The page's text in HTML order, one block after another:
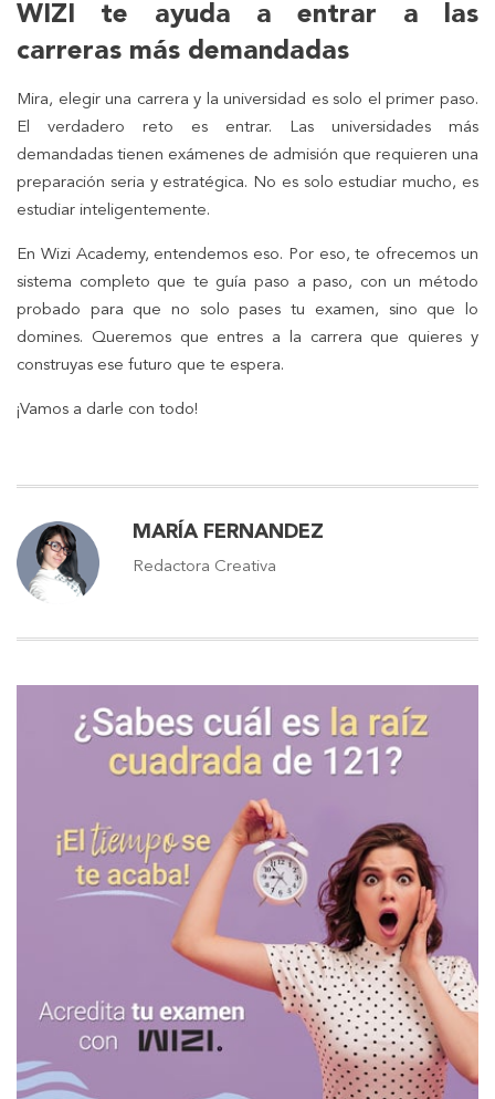
WIZI te ayuda a entrar a las
carreras más demandadas
Mira, elegir una carrera y la universidad es solo el primer paso.
El verdadero reto es entrar. Las universidades más
demandadas tienen exámenes de admisión que requieren una
preparación seria y estratégica. No es solo estudiar mucho, es
estudiar inteligentemente.
En Wizi Academy, entendemos eso. Por eso, te ofrecemos un
sistema completo que te guía paso a paso, con un método
probado para que no solo pases tu examen, sino que lo
domines. Queremos que entres a la carrera que quieres y
construyas ese futuro que te espera.
¡Vamos a darle con todo!
MARÍA FERNANDEZ
Redactora Creativa